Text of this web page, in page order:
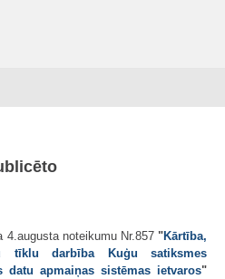
4.augusta noteikumu Nr.857 "Kārtība,
tīklu darbība Kuģu satiksmes
datu apmaiņas sistēmas ietvaros"